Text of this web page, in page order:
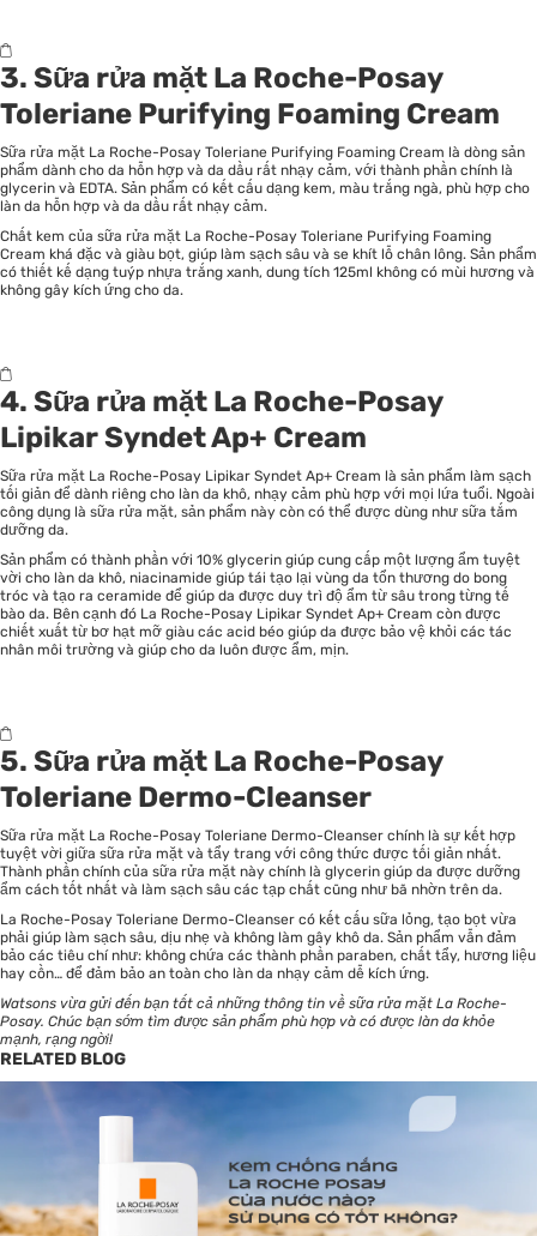
3. Sữa rửa mặt La Roche-Posay
Toleriane Purifying Foaming Cream
Sữa rửa mặt La Roche-Posay Toleriane Purifying Foaming Cream là dòng sản
phẩm dành cho da hỗn hợp và da dầu rất nhạy cảm, với thành phần chính là
glycerin và EDTA. Sản phẩm có kết cấu dạng kem, màu trắng ngà, phù hợp cho
làn da hỗn hợp và da dầu rất nhạy cảm.
Chất kem của sữa rửa mặt La Roche-Posay Toleriane Purifying Foaming
Cream khá đặc và giàu bọt, giúp làm sạch sâu và se khít lỗ chân lông. Sản phẩm
có thiết kế dạng tuýp nhựa trắng xanh, dung tích 125ml không có mùi hương và
không gây kích ứng cho da.
4. Sữa rửa mặt La Roche-Posay
Lipikar Syndet Ap+ Cream
Sữa rửa mặt La Roche-Posay Lipikar Syndet Ap+ Cream là sản phẩm làm sạch
tối giản để dành riêng cho làn da khô, nhạy cảm phù hợp với mọi lứa tuổi. Ngoài
công dụng là sữa rửa mặt, sản phẩm này còn có thể được dùng như sữa tắm
dưỡng da.
Sản phẩm có thành phần với 10% glycerin giúp cung cấp một lượng ẩm tuyệt
vời cho làn da khô, niacinamide giúp tái tạo lại vùng da tổn thương do bong
tróc và tạo ra ceramide để giúp da được duy trì độ ẩm từ sâu trong từng tế
bào da. Bên cạnh đó La Roche-Posay Lipikar Syndet Ap+ Cream còn được
chiết xuất từ bơ hạt mỡ giàu các acid béo giúp da được bảo vệ khỏi các tác
nhân môi trường và giúp cho da luôn được ẩm, mịn.
5. Sữa rửa mặt La Roche-Posay
Toleriane Dermo-Cleanser
Sữa rửa mặt La Roche-Posay Toleriane Dermo-Cleanser chính là sự kết hợp
tuyệt vời giữa sữa rửa mặt và tẩy trang với công thức được tối giản nhất.
Thành phần chính của sữa rửa mặt này chính là glycerin giúp da được dưỡng
ẩm cách tốt nhất và làm sạch sâu các tạp chất cũng như bã nhờn trên da.
La Roche-Posay Toleriane Dermo-Cleanser có kết cấu sữa lỏng, tạo bọt vừa
phải giúp làm sạch sâu, dịu nhẹ và không làm gây khô da. Sản phẩm vẫn đảm
bảo các tiêu chí như: không chứa các thành phần paraben, chất tẩy, hương liệu
hay cồn… để đảm bảo an toàn cho làn da nhạy cảm dễ kích ứng.
Watsons vừa gửi đến bạn tất cả những thông tin về sữa rửa mặt La Roche-
Posay. Chúc bạn sớm tìm được sản phẩm phù hợp và có được làn da khỏe
mạnh, rạng ngời!
RELATED BLOG